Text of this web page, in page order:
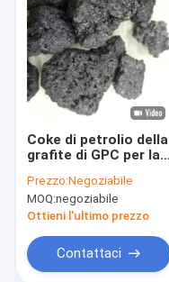
Prodotti
Mostra VR
Circa noi
Contattici
Notizia
Coke di petrolio della
grafite di GPC per la
1mm-10mm
dell'allevatore del
carbonio
Prezzo:Negoziabile
MOQ:negoziabile
Ottieni l'ultimo prezzo
Contattaci